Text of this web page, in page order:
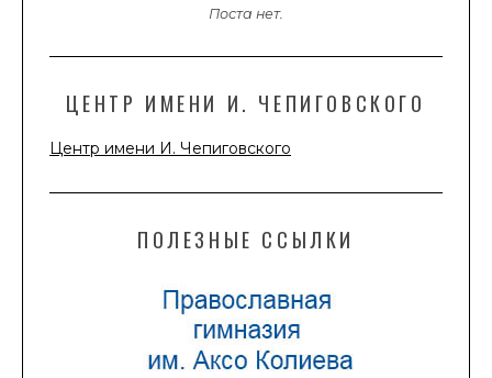
Поста нет.
ЦЕНТР ИМЕНИ И. ЧЕПИГОВСКОГО
Центр имени И. Чепиговского
ПОЛЕЗНЫЕ ССЫЛКИ